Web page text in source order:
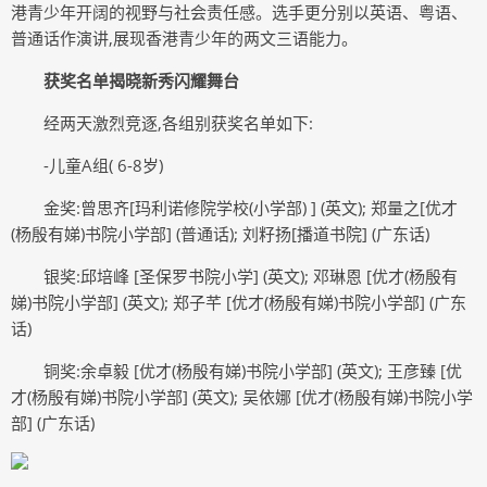
港青少年开阔的视野与社会责任感。选手更分别以英语、粤语、
普通话作演讲,展现香港青少年的两文三语能力。
获奖名单揭晓新秀闪耀舞台
经两天激烈竞逐,各组别获奖名单如下:
-儿童A组( 6-8岁)
金奖:曾思齐[玛利诺修院学校(小学部) ] (英文); 郑量之[优才
(杨殷有娣)书院小学部] (普通话); 刘籽扬[播道书院] (广东话)
银奖:邱培峰 [圣保罗书院小学] (英文); 邓琳恩 [优才(杨殷有
娣)书院小学部] (英文); 郑子芊 [优才(杨殷有娣)书院小学部] (广东
话)
铜奖:余卓毅 [优才(杨殷有娣)书院小学部] (英文); 王彦臻 [优
才(杨殷有娣)书院小学部] (英文); 吴依娜 [优才(杨殷有娣)书院小学
部] (广东话)